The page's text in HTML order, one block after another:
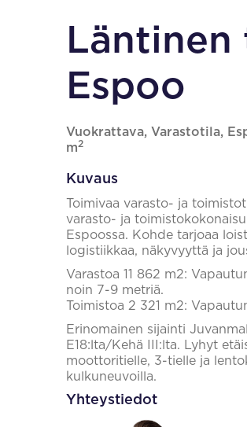
Läntinen
Espoo
Vuokrattava, Varastotila,
m2
Kuvaus
Toimivaa varasto- ja
varasto- ja
Espoossa. Kohde tarjoaa
logistiikkaa, näkyvyyttä ja
Varastoa 11 862 m2:
noin 7-9 metriä.
Toimistoa 2 321 m2:
Erinomainen sijainti
E18:lta/Kehä III:lta. Lyhyt
moottoritielle, 3-tielle ja
kulkuneuvoilla.
Yhteystiedot